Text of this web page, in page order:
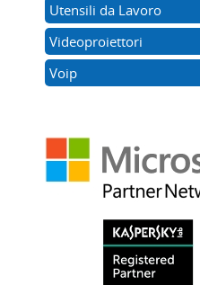
Utensili da Lavoro
Videoproiettori
Voip